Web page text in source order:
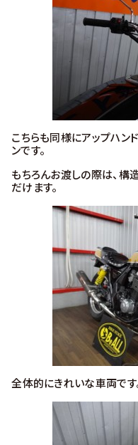
こちらも同様にアップハン
ンです。
もちろんお渡しの際は、構
だけます。
全体的にきれいな車両です